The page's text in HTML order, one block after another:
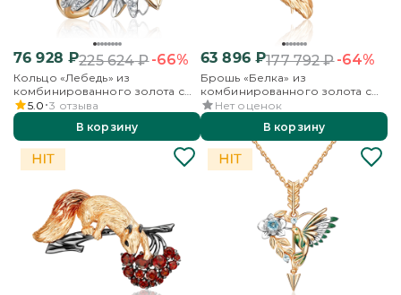
76 928 ₽225 624₽-66%
Кольцо «Лебедь» из
комбинированного золота с
топазами и бесцветными
топазами
5.0 3 отзыва
В корзину
63 896₽177 792₽-64%
Брошь «Белка» из
комбинированного золота с
эмалью
Нет оценок
В корзину